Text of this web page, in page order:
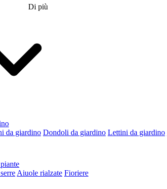
Di più
da giardino Dondoli da giardino Lettini da giardino
Aiuole rialzate Fioriere